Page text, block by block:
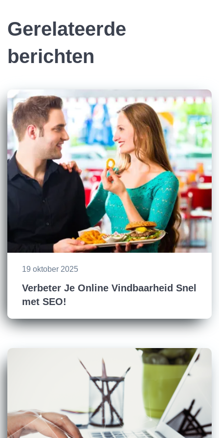
Gerelateerde
berichten
19 oktober 2025
Verbeter Je Online Vindbaarheid Snel
met SEO!